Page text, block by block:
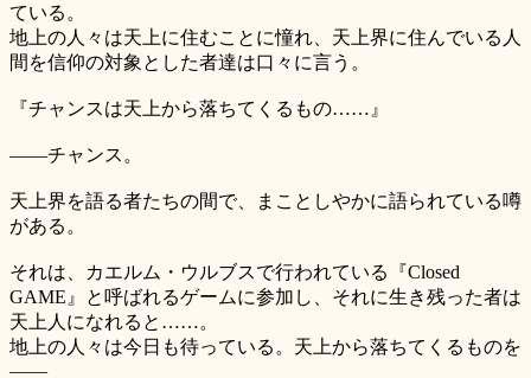
ている。
地上の人々は天上に住むことに憧れ、天上界に住んでいる人
間を信仰の対象とした者達は口々に言う。
『チャンスは天上から落ちてくるもの……』
――チャンス。
天上界を語る者たちの間で、まことしやかに語られている噂
がある。
それは、カエルム・ウルブスで行われている『Closed
GAME』と呼ばれるゲームに参加し、それに生き残った者は
天上人になれると……。
地上の人々は今日も待っている。天上から落ちてくるものを
――